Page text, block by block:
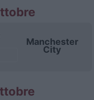
Manchester
City